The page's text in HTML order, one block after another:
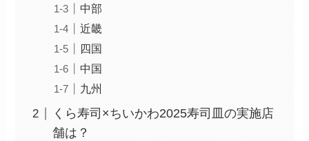
中部
近畿
四国
中国
九州
くら寿司×ちいかわ2025寿司皿の実施店
舗は？